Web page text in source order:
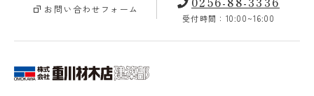
お問い合わせフォーム
受付時間：10:00~16:00